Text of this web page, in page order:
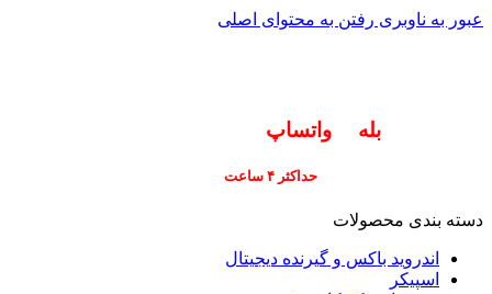
عبور به ناوبری رفتن به محتوای اصلی
بله واتساپ
حداکثر ۴ ساعت
دسته بندی محصولات
اندروید باکس و گیرنده دیجیتال
اسپیکر